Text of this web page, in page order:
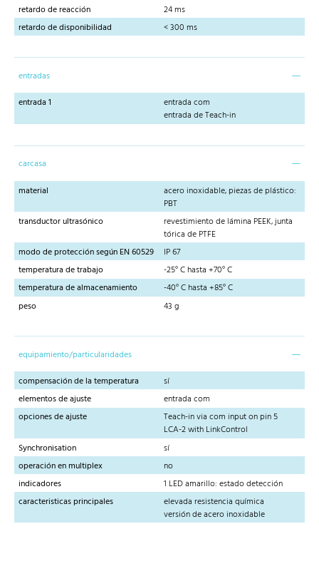
retardo de reacción
24 ms
retardo de disponibilidad
< 300 ms
entradas
entrada 1
entrada com
entrada de Teach-in
carcasa
material
acero inoxidable, piezas de plástico:
PBT
transductor ultrasónico
revestimiento de lámina PEEK, junta
tórica de PTFE
modo de protección según EN 60529
IP 67
temperatura de trabajo
-25° C hasta +70° C
temperatura de almacenamiento
-40° C hasta +85° C
peso
43 g
equipamiento/particularidades
compensación de la temperatura
sí
elementos de ajuste
entrada com
opciones de ajuste
Teach-in via com input on pin 5
LCA-2 with LinkControl
Synchronisation
sí
operación en multiplex
no
indicadores
1 LED amarillo: estado detección
caracteristicas principales
elevada resistencia química
versión de acero inoxidable